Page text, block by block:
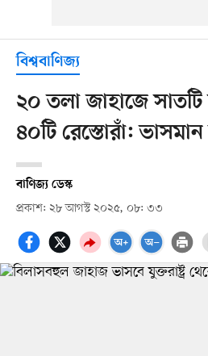
বিশ্ববাণিজ্য
২০ তলা জাহাজে
৪০টি রেস্তোরাঁ:
বাণিজ্য ডেস্ক
প্রকাশ: ২৮ আগস্ট ২০২৫, ০৮: ৩৩